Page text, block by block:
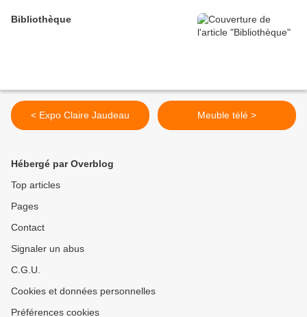
Bibliothèque
< Expo Claire Jaudeau Meuble télé >
Hébergé par Overblog
Top articles
Pages
Contact
Signaler un abus
C.G.U.
Cookies et données personnelles
Préférences cookies